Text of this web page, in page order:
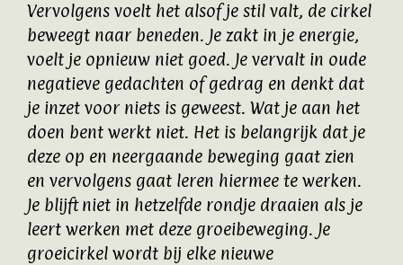
Vervolgens voelt het alsof je stil valt, de cirkel
beweegt naar beneden. Je zakt in je energie,
voelt je opnieuw niet goed. Je vervalt in oude
negatieve gedachten of gedrag en denkt dat
je inzet voor niets is geweest. Wat je aan het
doen bent werkt niet. Het is belangrijk dat je
deze op en neergaande beweging gaat zien
en vervolgens gaat leren hiermee te werken.
Je blijft niet in hetzelfde rondje draaien als je
leert werken met deze groeibeweging. Je
groeicirkel wordt bij elke nieuwe